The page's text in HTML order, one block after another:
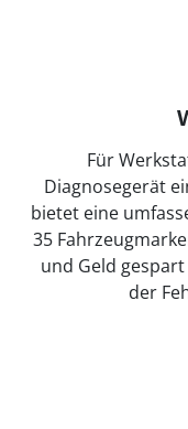
Für
Diagnosegerät
bietet eine
35
und Geld
der